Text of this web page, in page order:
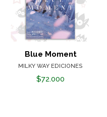
Blue Moment
MILKY WAY EDICIONES
$72.000